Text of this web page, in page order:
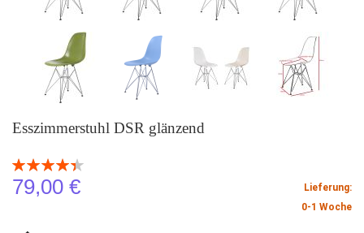
Esszimmerstuhl DSR glänzend
Bewertung:
89
% of100
79,00 €
Lieferung:
0-1 Woche